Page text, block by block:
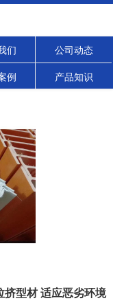
们 公司动态
例 产品知识
挤型材 适应恶劣环境